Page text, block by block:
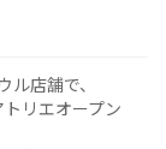
店舗で、
リエオープン